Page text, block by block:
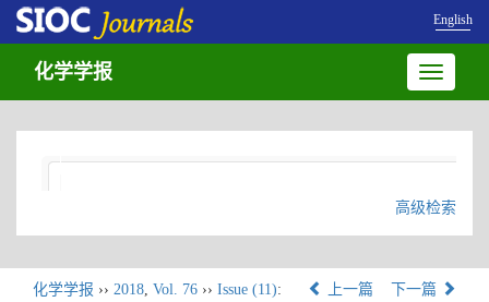
English
Toggle
化学学报
高级检索
化学学报 ›› 2018, Vol. 76 ›› Issue (11):
上一篇 下一篇